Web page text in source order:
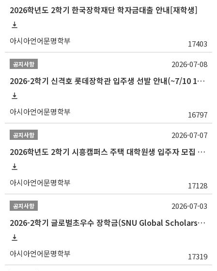
2026학년도 2학기 한국장학재단 학자금대출 안내[재학생]
아시아언어문명학부 17403
공지사항
2026-2학기 신격호 롯데장학관 입주생 선발 안내(~7/10 10:00)
아시아언어문명학부 16797
2026-07-08
공지사항
2026학년도 2학기 시흥캠퍼스 주택 대학원생 입주자 모집 안내
아시아언어문명학부 17128
2026-07-07
공지사항
2026-2학기 글로벌초우수 장학금(SNU Global Scholarship, GS) 신청 안내(~7/12 23:00)
아시아언어문명학부 17319
2026-07-03